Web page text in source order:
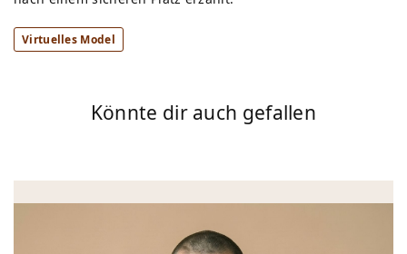
Virtuelles Model
Könnte dir auch gefallen